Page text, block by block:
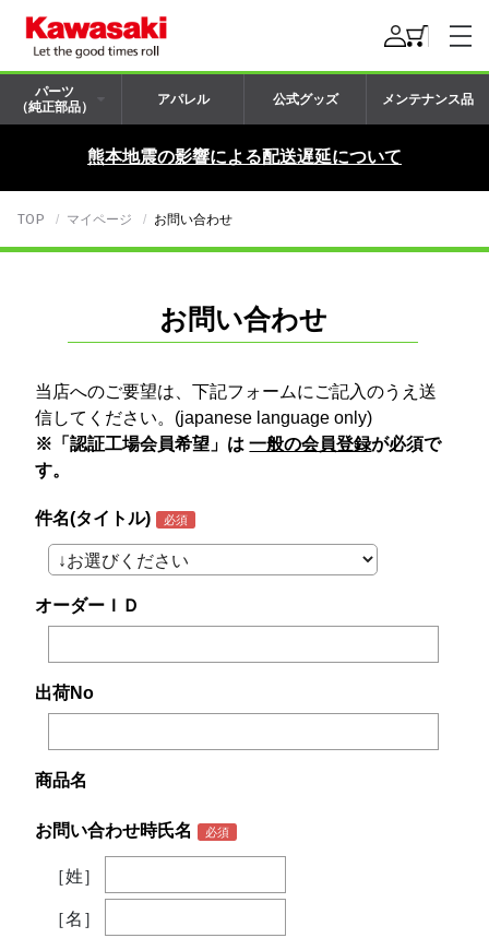
パーツ
（純正部品）
アパレル 公式グッズ メンテナンス品
熊本地震の影響による配送遅延について
TOP マイページ お問い合わせ
お問い合わせ
当店へのご要望は、下記フォームにご記入のうえ送
信してください。(japanese language only)
※「認証工場会員希望」は一般の会員登録が必須で
す。
件名(タイトル)
オーダーＩＤ
出荷No
商品名
お問い合わせ時氏名
［姓］
［名］